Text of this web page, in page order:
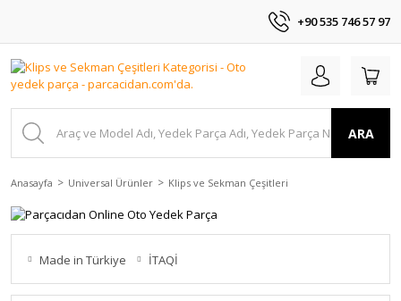
+90 535 746 57 97
ARA
Anasayfa Universal Ürünler Klips ve Sekman Çeşitleri
Made in Türkiye İTAQİ